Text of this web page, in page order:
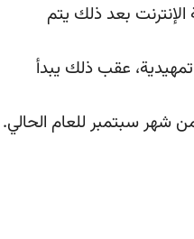
بعد ذلك يتم
من 30 ساعة محاضرات تمهيدية، عقب ذلك يبدأ